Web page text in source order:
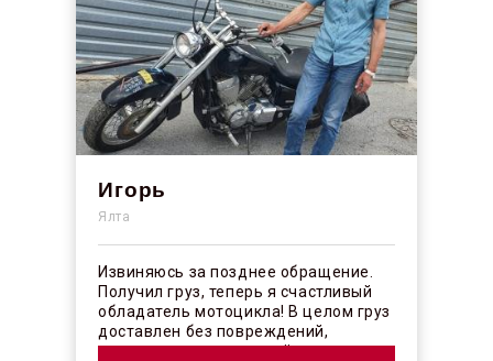
Игорь
Ялта
Извиняюсь за позднее обращение.
Получил груз, теперь я счастливый
обладатель мотоцикла! В целом груз
доставлен без повреждений,
огорчило отсутствие плёночного